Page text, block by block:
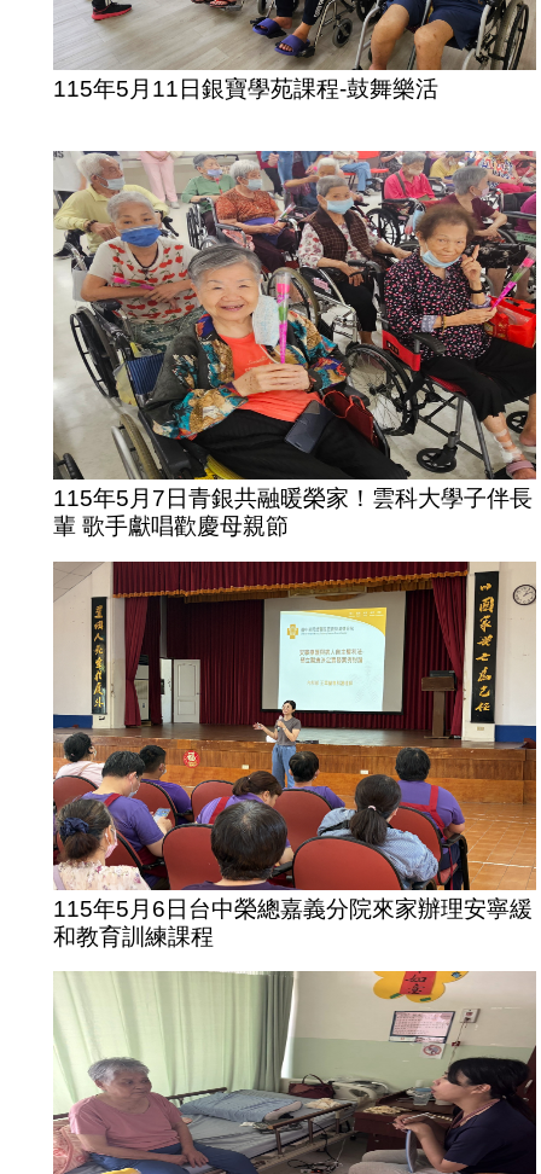
115年5月11日銀寶學苑課程-鼓舞樂活
115年5月7日青銀共融暖榮家！雲科大學子伴長
輩 歌手獻唱歡慶母親節
115年5月6日台中榮總嘉義分院來家辦理安寧緩
和教育訓練課程